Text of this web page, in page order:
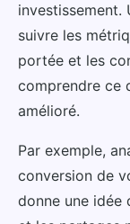
investissement.
suivre les
portée et les
comprendre ce
amélioré.
Par exemple,
conversion de
donne une idée